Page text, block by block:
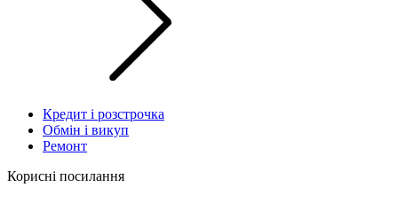
Кредит і розстрочка
Обмін і викуп
Ремонт
Корисні посилання